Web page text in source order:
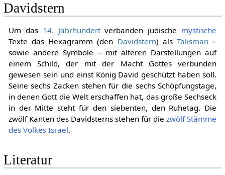
Davidstern
Um das 14. Jahrhundertverbanden jüdische mystische
Texte das Hexagramm (den Davidstern) als Talisman –
sowie andere Symbole – mit älteren Darstellungen auf
einem Schild, der mit der Macht Gottes verbunden
gewesen sein und einst König David geschützt haben soll.
Seine sechs Zacken stehen für die sechs Schöpfungstage,
in denen Gott die Welt erschaffen hat, das große Sechseck
in der Mitte steht für den siebenten, den Ruhetag. Die
zwölf Kanten des Davidsterns stehen für diezwölf Stämme
des Volkes Israel.
Literatur